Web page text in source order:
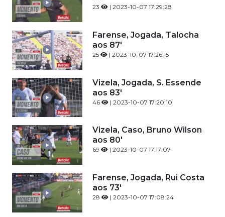
23 | 2023-10-07 17:29:28
Farense, Jogada, Talocha
aos 87'
25 | 2023-10-07 17:26:15
Vizela, Jogada, S. Essende
aos 83'
46 | 2023-10-07 17:20:10
Vizela, Caso, Bruno Wilson
aos 80'
69 | 2023-10-07 17:17:07
Farense, Jogada, Rui Costa
aos 73'
28 | 2023-10-07 17:08:24